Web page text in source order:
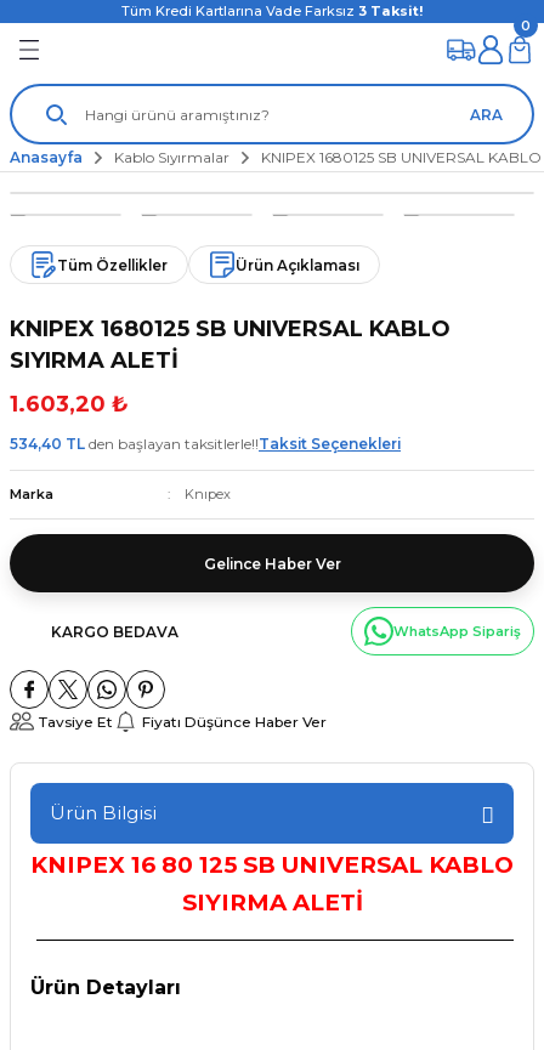
Tüm Kredi Kartlarına Vade Farksız 3 Taksit!
ARA
0
Anasayfa Kablo Sıyırmalar KNIPEX 1680125 SB UNIVERSAL
Tüm Özellikler Ürün Açıklaması
KNIPEX 1680125 SB UNIVERSAL KABLO
SIYIRMA ALETİ
1.603,20 ₺
534,40 TL den başlayan taksitlerle!!Taksit Seçenekleri
Marka Knıpex
Gelince Haber Ver
KARGO BEDAVA WhatsApp Sipariş
Tavsiye Et Fiyatı Düşünce Haber Ver
Ürün Bilgisi
KNIPEX 16 80 125 SB UNIVERSAL KABLO
SIYIRMA ALETİ
Ürün Detayları